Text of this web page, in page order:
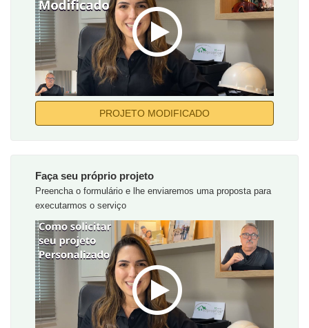
PROJETO MODIFICADO
Faça seu próprio projeto
Preencha o formulário e lhe enviaremos uma proposta para
executarmos o serviço